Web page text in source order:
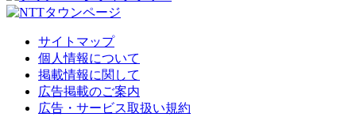
サイトマップ
個人情報について
掲載情報に関して
広告掲載のご案内
広告・サービス取扱い規約